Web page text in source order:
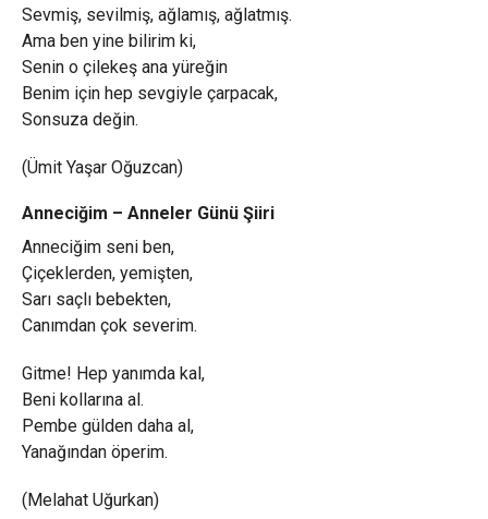
Sevmiş, sevilmiş, ağlamış, ağlatmış.
Ama ben yine bilirim ki,
Senin o çilekeş ana yüreğin
Benim için hep sevgiyle çarpacak,
Sonsuza değin.
(Ümit Yaşar Oğuzcan)
Anneciğim – Anneler Günü Şiiri
Anneciğim seni ben,
Çiçeklerden, yemişten,
Sarı saçlı bebekten,
Canımdan çok severim.
Gitme! Hep yanımda kal,
Beni kollarına al.
Pembe gülden daha al,
Yanağından öperim.
(Melahat Uğurkan)